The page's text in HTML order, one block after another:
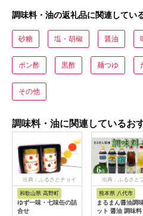
調味料・油の返礼品に関連してい
砂糖 塩・胡椒 醤油
ポン酢 黒酢 麺つゆ
その他
調味料・油に関連しているお
出典：ふるさとチョイ
和歌山県 高野町
ゆず一味・七味缶の詰
合せ
出典：ふるさと
熊本県 八代市
まるまん醤油調
ット 醤油 調味料